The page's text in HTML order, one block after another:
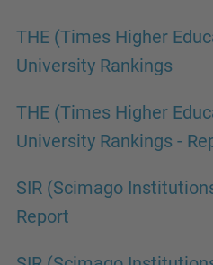
THE (Times Higher
University Rankings
THE (Times Higher
University Rankings -
SIR (Scimago
Report